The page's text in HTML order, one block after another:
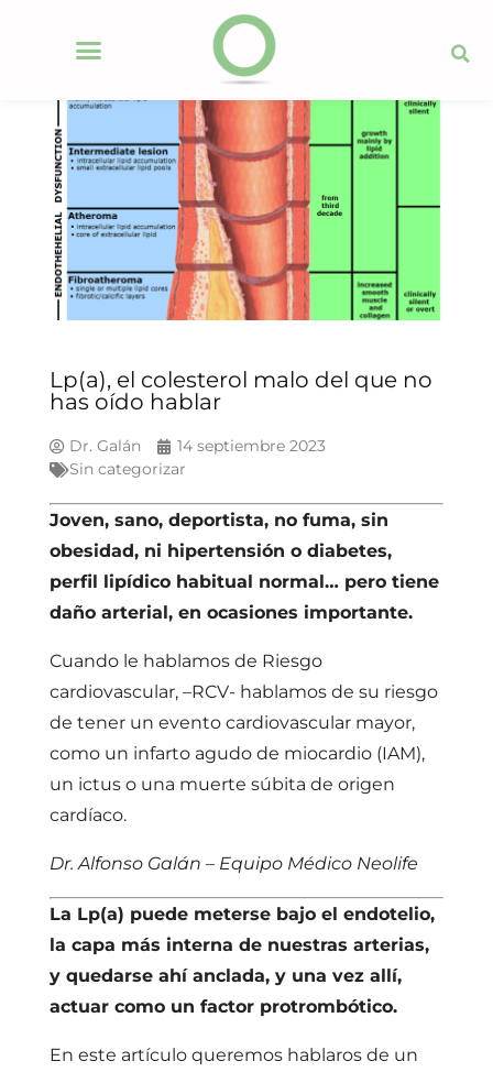
Lp(a), el colesterol malo del que no
has oído hablar
Dr. Galán
14 septiembre 2023
Sin categorizar
Joven, sano, deportista, no fuma, sin
obesidad, ni hipertensión o diabetes,
perfil lipídico habitual normal… pero tiene
daño arterial, en ocasiones importante.
Cuando le hablamos de Riesgo
cardiovascular, –RCV- hablamos de su riesgo
de tener un evento cardiovascular mayor,
como un infarto agudo de miocardio (IAM),
un ictus o una muerte súbita de origen
cardíaco.
Dr. Alfonso Galán – Equipo Médico Neolife
La Lp(a) puede meterse bajo el endotelio,
la capa más interna de nuestras arterias,
y quedarse ahí anclada, y una vez allí,
actuar como un factor protrombótico.
En este artículo queremos hablaros de un